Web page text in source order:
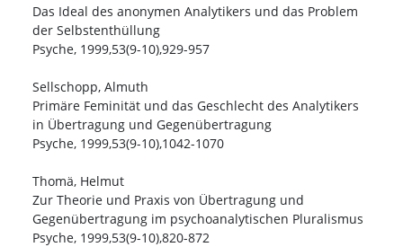
Das Ideal des anonymen Analytikers und das Problem
der Selbstenthüllung
Psyche, 1999,53(9-10),929-957
Sellschopp, Almuth
Primäre Feminität und das Geschlecht des Analytikers
in Übertragung und Gegenübertragung
Psyche, 1999,53(9-10),1042-1070
Thomä, Helmut
Zur Theorie und Praxis von Übertragung und
Gegenübertragung im psychoanalytischen Pluralismus
Psyche, 1999,53(9-10),820-872